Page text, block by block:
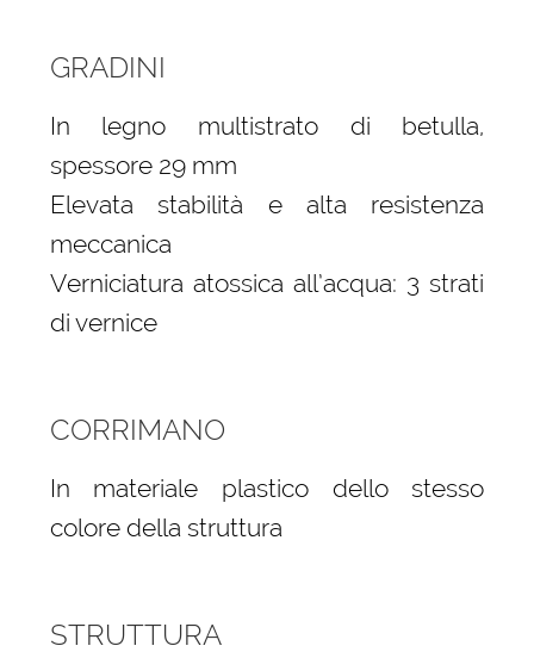
GRADINI
In legno multistrato di betulla,
spessore 29 mm
Elevata stabilità e alta resistenza
meccanica
Verniciatura atossica all’acqua: 3 strati
di vernice
CORRIMANO
In materiale plastico dello stesso
colore della struttura
STRUTTURA